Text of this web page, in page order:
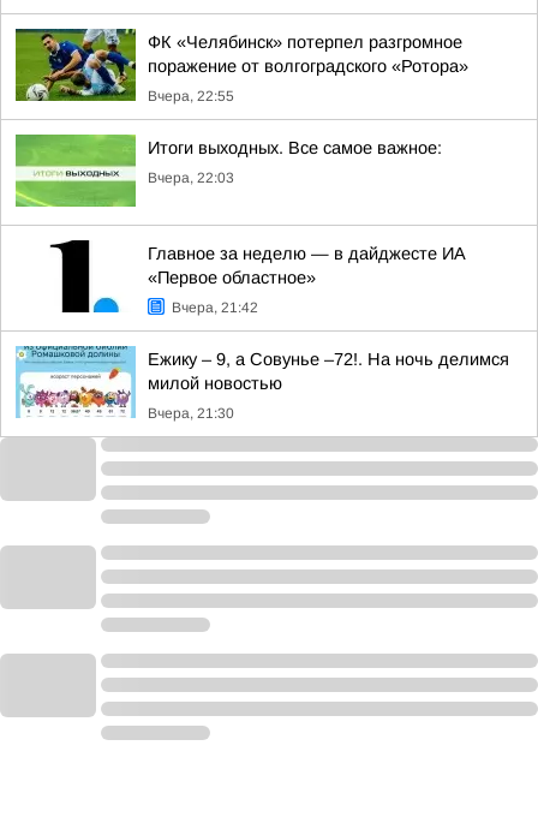
ФК «Челябинск» потерпел разгромное
поражение от волгоградского «Ротора»
Вчера, 22:55
Итоги выходных. Все самое важное:
Вчера, 22:03
Главное за неделю — в дайджесте ИА
«Первое областное»
Вчера, 21:42
Ежику – 9, а Совунье –72!. На ночь делимся
милой новостью
Вчера, 21:30